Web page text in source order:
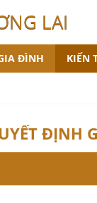
LAI
ĐÌNH KIẾN
ĐỊNH